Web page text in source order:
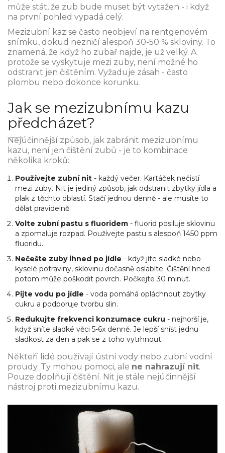
může stát, že zub bude muset být vytažen - i když
na první pohled vypadá celý.
Mezizubní kaz se často neobjeví na rentgenovém
snímku, dokud nezničí alespoň 30-50 % skloviny. To
znamená, že když ho zubař najde, je už velký. A
protože se vyskytuje mezi zuby, není možné ho
odstranit jen čištěním. Vyžaduje zásah - často
plombu nebo dokonce korunku.
Jak se mezizubnímu kazu
předcházet?
Nejúčinnější způsob, jak zabránit mezizubnímu
kazu, není jen čištění zubů - je to kombinace
několika kroků:
Používejte zubní nit - každý večer. Kartáček nečistí
mezi zuby. Nit je jediný způsob, jak odstranit zbytky jídla a
plak z těchto oblastí. Stačí jednou denně - ale musíte to
dělat pravidelně.
Volte zubní pastu s fluoridem - fluorid posiluje sklovinu
a zpomaluje rozpad. Používejte pastu s alespoň 1450 ppm
fluoridu.
Nečešte zuby ihned po jídle - když jíte sladké nebo
kyselé potraviny, sklovinu dočasně oslabíte. Čištění hned
potom může poškodit povrch. Počkejte 30 minut.
Pijte vodu po jídle - voda pomáhá opláchnout zbytky
cukru a podporuje tvorbu slin.
Redukujte frekvenci konzumace cukru - nejhorší je,
když sníte sladké věci 5-6x denně. Je lepší sníst jednu
sladkost za den a pak se z toho vytrhnout.
Někteří lidé používají ústní vody nebo zubní vodní
proudy. Ty mohou pomoci, ale ne nahrazují nit.
Pouze doplňují čištění. Nit je stále nejúčinnější
nástroj proti mezizubnímu kazu.